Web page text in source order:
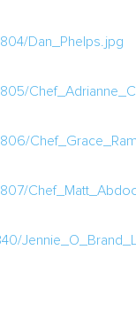
Dan_Phelps.jpg